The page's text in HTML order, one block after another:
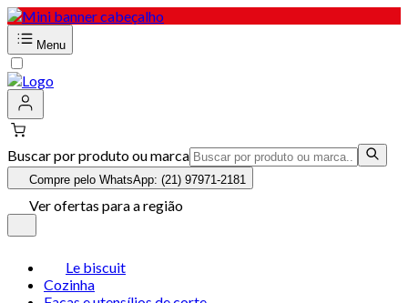
Menu
Buscar por produto ou marca
Compre pelo WhatsApp: (21) 97971-2181
Ver ofertas para a região
Le biscuit
Cozinha